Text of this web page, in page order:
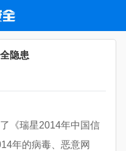
隐患
瑞星2014年中国信
年的病毒、恶意网